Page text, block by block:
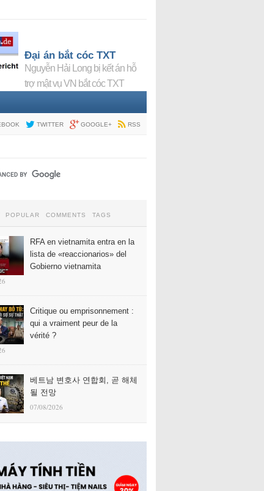
Đại án bắt cóc TXT
Nguyễn Hải Long bị kết án hỗ
trợ mật vụ VN bắt cóc TXT
TWITTER GOOGLE+ RSS
POPULAR COMMENTS TAGS
RFA en vietnamita entra en la
lista de «reaccionarios» del
Gobierno vietnamita
Critique ou emprisonnement :
qui a vraiment peur de la
vérité ?
베트남 변호사 연합회, 곧 해체
될 전망
07/08/2026